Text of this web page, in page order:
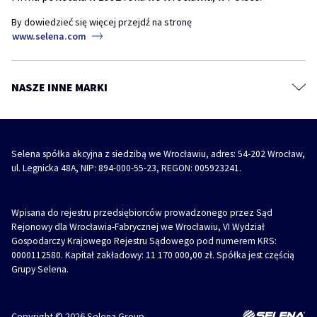
TYTAN Industry
Diizocyjaniany
Farby, grunty i masy szpachlowe
Impregnaty, kity i szpachlówki do drewna
Środki ochronne i czyszczące
piana piana montażowa revo 360
By dowiedzieć się więcej przejdź na stronę
www.selena.com
NASZE INNE MARKI
Selena spółka akcyjna z siedzibą we Wrocławiu, adres: 54-202 Wrocław,
ul. Legnicka 48A, NIP: 894-000-55-23, REGON: 005923241.
Wpisana do rejestru przedsiębiorców prowadzonego przez Sąd
Rejonowy dla Wrocławia-Fabrycznej we Wrocławiu, VI Wydział
Gospodarczy Krajowego Rejestru Sądowego pod numerem KRS:
0000112580. Kapitał zakładowy: 11 170 000,00 zł. Spółka jest częścią
Grupy Selena.